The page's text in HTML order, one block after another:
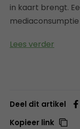
in kaart brengt.
Lees verder
Deel dit artikel
Kopieer link